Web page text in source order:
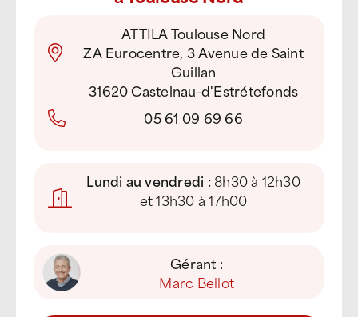
ATTILA Toulouse Nord
ZA Eurocentre, 3 Avenue de Saint
Guillan
31620 Castelnau-d'Estrétefonds
05 61 09 69 66
Lundi au vendredi :8h30 à 12h30
et 13h30 à 17h00
Gérant :
Marc Bellot